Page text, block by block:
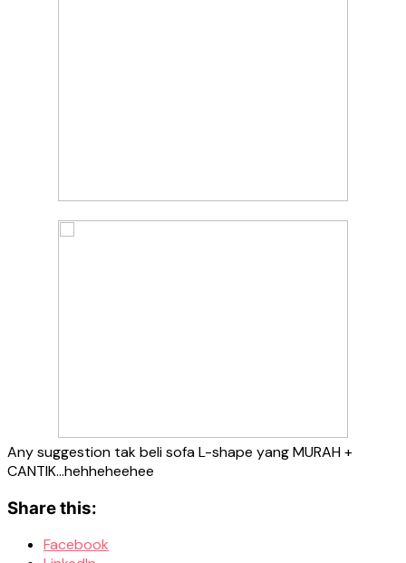
Any suggestion tak beli sofa L-shape yang MURAH +
CANTIK…hehheheehee
Share this:
Facebook